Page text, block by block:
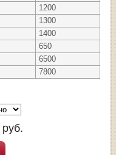
1200
1300
1400
650
6500
7800
руб.